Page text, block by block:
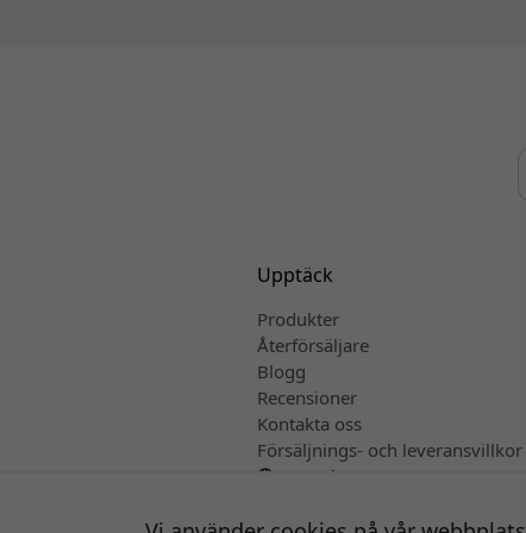
Upptäck
Produkter
Återförsäljare
Blogg
Recensioner
Kontakta oss
Försäljnings- och leveransvillkor
Svenska